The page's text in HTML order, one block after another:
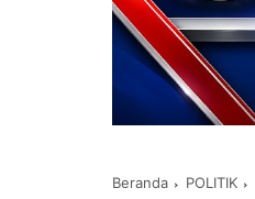
Beranda POLITIK